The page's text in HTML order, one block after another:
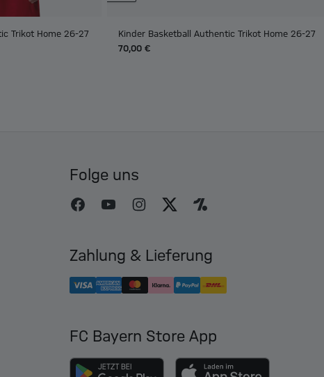
Trikot Home 26-27
Kinder Basketball Authentic Trikot Home 26-27
70,00 €
Folge uns
Zahlung & Lieferung
FC Bayern Store App